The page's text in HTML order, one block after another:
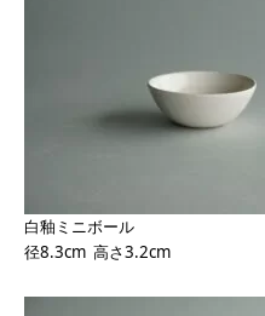
白釉ミニボール
径8.3cm 高さ3.2cm